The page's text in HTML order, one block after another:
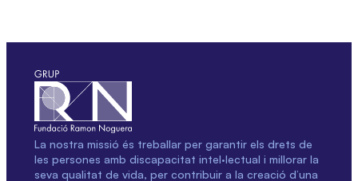
La nostra missió és treballar per garantir els drets de
les persones amb discapacitat intel·lectual i millorar la
seva qualitat de vida, per contribuir a la creació d’una